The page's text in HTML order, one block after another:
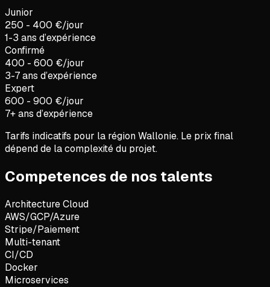
Junior
250 - 400 €/jour
1-3 ans d’expérience
Confirmé
400 - 600 €/jour
3-7 ans d’expérience
Expert
600 - 900 €/jour
7+ ans d’expérience
Tarifs indicatifs pour la régionWallonie. Le prix final
dépend de la complexité du projet.
Competences de nos talents
Architecture Cloud
AWS/GCP/Azure
Stripe/Paiement
Multi-tenant
CI/CD
Docker
Microservices